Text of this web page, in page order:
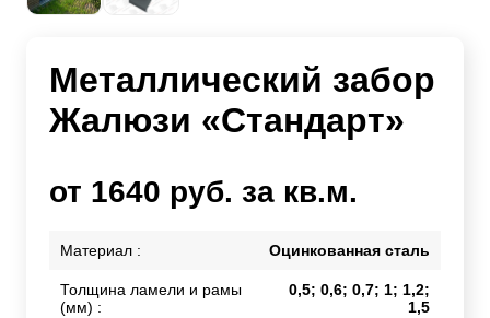
Металлический забор
Жалюзи «Стандарт»
от 1640 руб. за кв.м.
Материал : Оцинкованная сталь
Толщина ламели и рамы
(мм) :
0,5; 0,6; 0,7; 1; 1,2;
1,5